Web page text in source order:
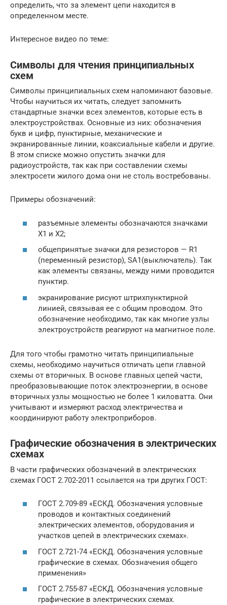
определить, что за элемент цепи находится в
определенном месте.
Интересное видео по теме:
Символы для чтения принципиальных
схем
Символы принципиальных схем напоминают базовые.
Чтобы научиться их читать, следует запомнить
стандартные значки всех элементов, которые есть в
электроустройствах. Основные из них: обозначения
букв и цифр, пунктирные, механические и
экранированные линии, коаксиальные кабели и другие.
В этом списке можно опустить значки для
радиоустройств, так как при составлении схемы
электросети жилого дома они не столь востребованы.
Примеры обозначений:
разъемные элементы обозначаются значками
Х1 и Х2;
общепринятые значки для резисторов — R1
(переменный резистор), SA1(выключатель). Так
как элементы связаны, между ними проводится
пунктир.
экранирование рисуют штрихпунктирной
линией, связывая ее с общим проводом. Это
обозначение необходимо, так как многие узлы
электроустройств реагируют на магнитное поле.
Для того чтобы грамотно читать принципиальные
схемы, необходимо научиться отличать цепи главной
схемы от вторичных. В основе главных цепей части,
преобразовывающие поток электроэнергии, в основе
вторичных узлы мощностью не более 1 киловатта. Они
учитывают и измеряют расход электричества и
координируют работу электроприборов.
Графические обозначения в электрических
схемах
В части графических обозначений в электрических
схемах ГОСТ 2.702-2011 ссылается на три других ГОСТ:
ГОСТ 2.709-89 «ЕСКД. Обозначения условные
проводов и контактных соединений
электрических элементов, оборудования и
участков цепей в электрических схемах».
ГОСТ 2.721-74 «ЕСКД. Обозначения условные
графические в схемах. Обозначения общего
применения»
ГОСТ 2.755-87 «ЕСКД. Обозначения условные
графические в электрических схемах.